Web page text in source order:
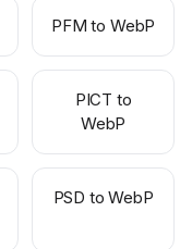
PFM to WebP
PICT to
WebP
PSD to WebP